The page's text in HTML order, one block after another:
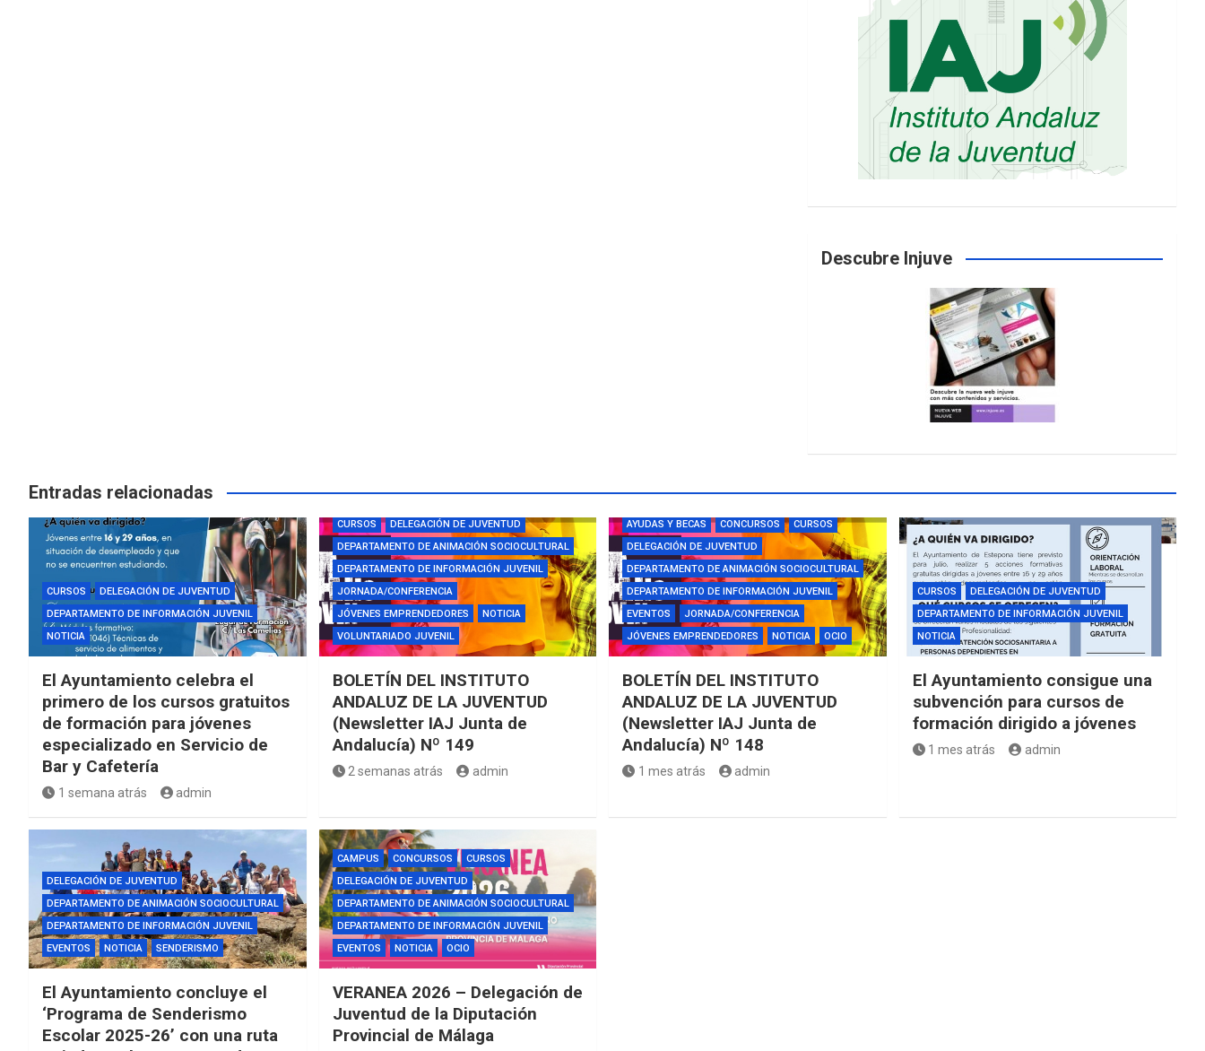
Descubre Injuve
Entradas relacionadas
CURSOS
DELEGACIÓN DE JUVENTUD
DEPARTAMENTO DE INFORMACIÓN JUVENIL
NOTICIA
El Ayuntamiento celebra el
primero de los cursos gratuitos
de formación para jóvenes
especializado en Servicio de
Bar y Cafetería
1 semana atrás admin
CURSOS
DELEGACIÓN DE JUVENTUD
DEPARTAMENTO DE ANIMACIÓN SOCIOCULTURAL
DEPARTAMENTO DE INFORMACIÓN JUVENIL
JORNADA/CONFERENCIA
JÓVENES EMPRENDEDORES
NOTICIA
VOLUNTARIADO JUVENIL
BOLETÍN DEL INSTITUTO
ANDALUZ DE LA JUVENTUD
(Newsletter IAJ Junta de
Andalucía) Nº 149
2 semanas atrás admin
AYUDAS Y BECAS CONCURSOS
CURSOS
DELEGACIÓN DE JUVENTUD
DEPARTAMENTO DE ANIMACIÓN SOCIOCULTURAL
DEPARTAMENTO DE INFORMACIÓN JUVENIL
EVENTOS
JORNADA/CONFERENCIA
JÓVENES EMPRENDEDORES
NOTICIA OCIO
BOLETÍN DEL INSTITUTO
ANDALUZ DE LA JUVENTUD
(Newsletter IAJ Junta de
Andalucía) Nº 148
1 mes atrás admin
CURSOS
DELEGACIÓN DE JUVENTUD
DEPARTAMENTO DE INFORMACIÓN JUVENIL
NOTICIA
El Ayuntamiento consigue una
subvención para cursos de
formación dirigido a jóvenes
1 mes atrás admin
DELEGACIÓN DE JUVENTUD
DEPARTAMENTO DE ANIMACIÓN SOCIOCULTURAL
DEPARTAMENTO DE INFORMACIÓN JUVENIL
EVENTOS
NOTICIA SENDERISMO
El Ayuntamiento concluye el
‘Programa de Senderismo
Escolar 2025-26’ con una ruta
CAMPUS CONCURSOS
CURSOS
DELEGACIÓN DE JUVENTUD
DEPARTAMENTO DE ANIMACIÓN SOCIOCULTURAL
DEPARTAMENTO DE INFORMACIÓN JUVENIL
EVENTOS
NOTICIA OCIO
VERANEA 2026 – Delegación de
Juventud de la Diputación
Provincial de Málaga